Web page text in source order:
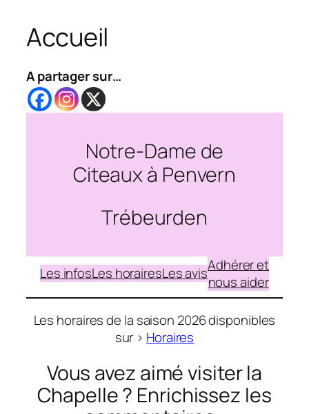
Accueil
A partager sur…
Notre-Dame de
Citeaux à Penvern
Trébeurden
Les infosLes horairesLes avisAdhérer et
nous aider
Les horaires de la saison 2026 disponibles
sur > Horaires
Vous avez aimé visiter la
Chapelle ? Enrichissez les